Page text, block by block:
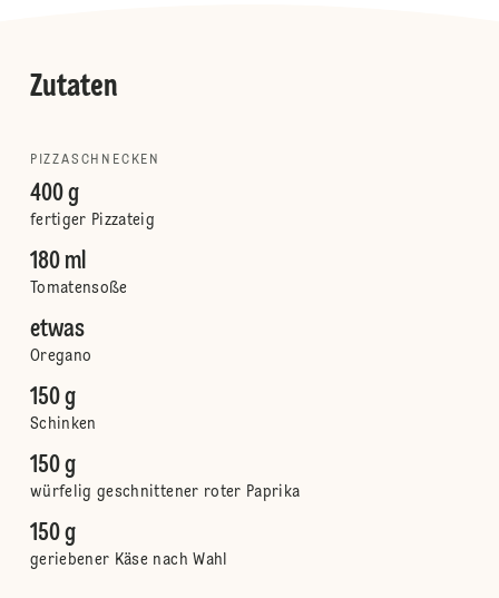
Zutaten
PIZZASCHNECKEN
400 g
fertiger Pizzateig
180 ml
Tomatensoße
etwas
Oregano
150 g
Schinken
150 g
würfelig geschnittener roter Paprika
150 g
geriebener Käse nach Wahl